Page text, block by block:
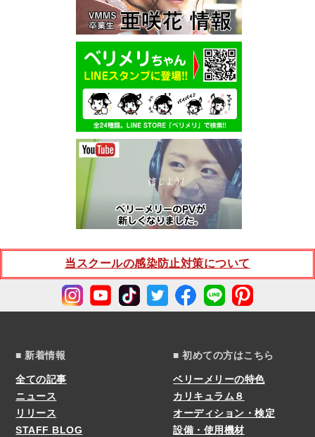
当スクールの感染防止対策について
■ 新着情報
全ての記事
ニュース
リリース
STAFF BLOG
■ 初めての方はこちら
ベリーメリーの特色
カリキュラム８
オーディション・検定
設備・使用機材